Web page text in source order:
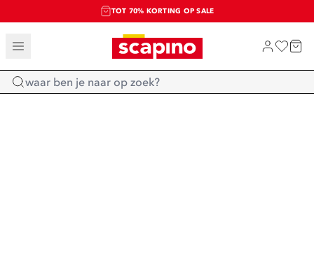
TOT 70% KORTING OP SALE
SALE: LAATSTE KANS!
SHOP NIEUW
Home